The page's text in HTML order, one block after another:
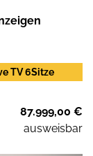
TV 6Sitze
87.999,00 €
ausweisbar